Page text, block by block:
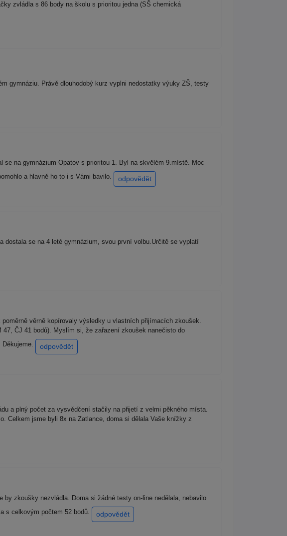
zvládla s 86 body na školu s prioritou jedna (SŠ chemická
gymnáziu. Právě dlouhodobý kurz vyplni nedostatky výuky ZŠ, testy
na gymnázium Opatov s prioritou 1. Byl na skvělém 9.místě. Moc
a hlavně ho to i s Vámi bavilo.
odpovědět
dostala se na 4 leté gymnázium, svou první volbu.Určitě se vyplatí
věrně kopírovaly výsledky u vlastních přijímacích zkoušek.
ČJ 41 bodů). Myslím si, že zařazení zkoušek nanečisto do
odpovědět
a plný počet za vysvědčení stačily na přijetí z velmi pěkného místa.
Celkem jsme byli 8x na Zatlance, doma si dělala Vaše knížky z
zkoušky nezvládla. Doma si žádné testy on-line nedělala, nebavilo
s celkovým počtem 52 bodů.
odpovědět